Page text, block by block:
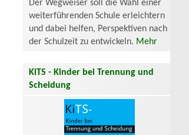
Der Wegweiser soll die Wahl einer
weiterführenden Schule erleichtern
und dabei helfen, Perspektiven nach
der Schulzeit zu entwickeln. Mehr
KiTS - Kinder bei Trennung und
Scheidung